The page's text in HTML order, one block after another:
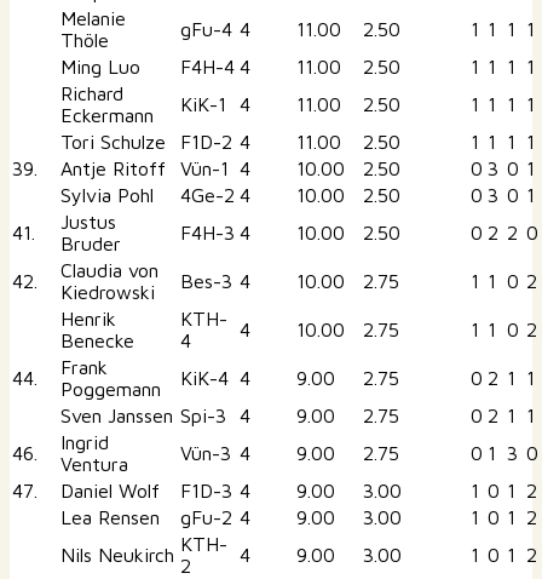
Melanie
Thöle
gFu-4 4 11.00 2.50 1 1 1
1
Ming Luo
F4H-4 4 11.00 2.50 1 1 1
1
Richard
Eckermann
KiK-1 4 11.00 2.50 1 1 1
1
Tori Schulze
F1D-2 4 11.00 2.50 1 1 1
1
39.
Antje Ritoff Vün-1 4 10.00 2.50 0 3 0 1
Sylvia Pohl
4Ge-2 4 10.00 2.50 0 3 0 1
41.
Justus
Bruder
F4H-3 4 10.00 2.50 0 2 2 0
42.
Claudia von
Kiedrowski
Bes-3 4 10.00 2.75 1 1 0 2
Henrik
Benecke
KTH-
4
4 10.00 2.75 1 1 0 2
44.
Frank
Poggemann
KiK-4 4 9.00 2.75 0 2 1
1
Sven Janssen Spi-3 4 9.00 2.75 0 2 1
1
46.
Ingrid
Ventura
Vün-3 4 9.00 2.75 0 1 3 0
47.
Daniel Wolf F1D-3 4 9.00 3.00 1 0 1
2
Lea Rensen
gFu-2 4 9.00 3.00 1 0 1
2
Nils Neukirch KTH-
2
4 9.00 3.00 1 0 1
2